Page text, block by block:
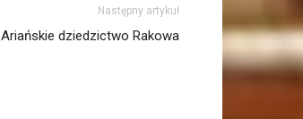
Następny artykuł
Ariańskie dziedzictwo Rakowa